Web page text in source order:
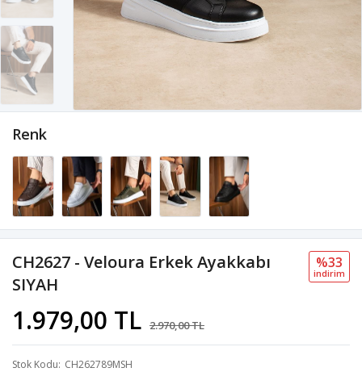
CH2627 - Veloura Erkek Ayakkabı
SIYAH
1.979,00 TL 2.970,00 TL
%33
i̇ndi̇ri̇m
Stok Kodu CH262789MSH
Renk